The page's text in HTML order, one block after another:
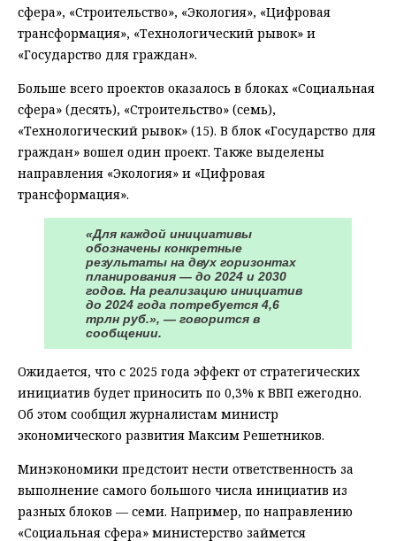
сфера», «Строительство», «Экология», «Цифровая
трансформация», «Технологический рывок» и
«Государство для граждан».
Больше всего проектов оказалось в блоках «Социальная
сфера» (десять), «Строительство» (семь),
«Технологический рывок» (15). В блок «Государство для
граждан» вошел один проект. Также выделены
направления «Экология» и «Цифровая
трансформация».
«Для каждой инициативы
обозначены конкретные
результаты на двух горизонтах
планирования — до 2024 и 2030
годов. На реализацию инициатив
до 2024 года потребуется 4,6
трлн руб.», — говорится в
сообщении.
Ожидается, что с 2025 года эффект от стратегических
инициатив будет приносить по 0,3% к ВВП ежегодно.
Об этом сообщил журналистам министр
экономического развития Максим Решетников.
Минэкономики предстоит нести ответственность за
выполнение самого большого числа инициатив из
разных блоков — семи. Например, по направлению
«Социальная сфера» министерство займется